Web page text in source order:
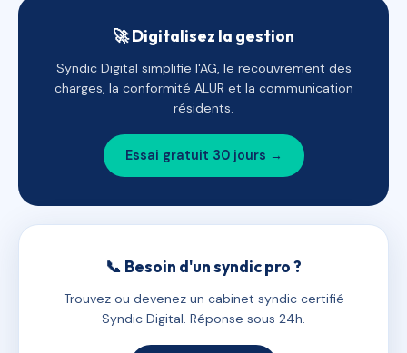
🚀 Digitalisez la gestion
Syndic Digital simplifie l'AG, le recouvrement des
charges, la conformité ALUR et la communication
résidents.
Essai gratuit 30 jours →
📞 Besoin d'un syndic pro ?
Trouvez ou devenez un cabinet syndic certifié
Syndic Digital. Réponse sous 24h.